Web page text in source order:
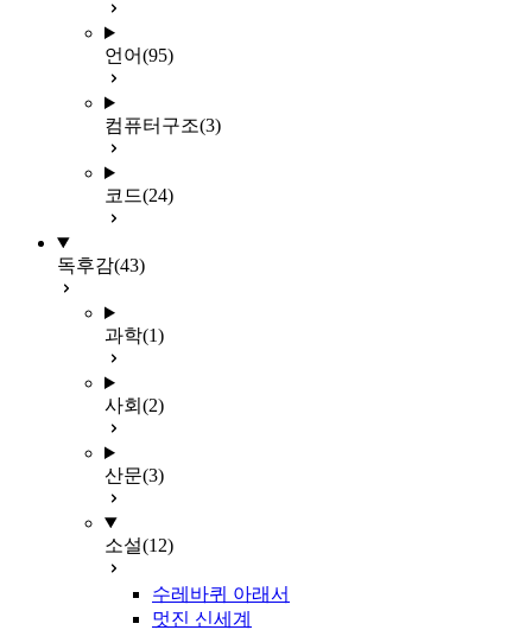
언어(95)
컴퓨터구조(3)
코드(24)
독후감(43)
과학(1)
사회 (2)
산문(3)
소설(12)
수레바퀴 아래서
멋진 신세계